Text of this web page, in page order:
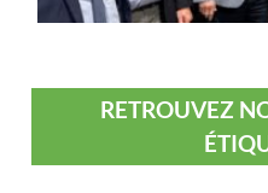
RETROUVEZ